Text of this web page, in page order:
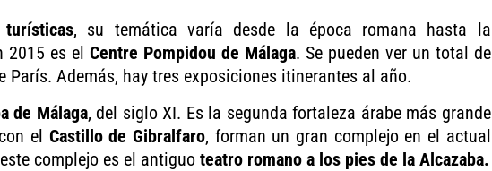
, su temática varía desde la época romana hasta la
2015 es el Centre Pompidou de Málaga. Se pueden ver un total de
París. Además, hay tres exposiciones itinerantes al año.
de Málaga, del siglo XI. Es la segunda fortaleza árabe más grande
el Castillo de Gibralfaro, forman un gran complejo en el actual
complejo es el antiguo teatro romano a los pies de la Alcazaba.